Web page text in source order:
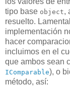
tipo base object,
resuelto.
implementación
hacer
incluimos en el
que ambos sean
IComparable), o
método, así: